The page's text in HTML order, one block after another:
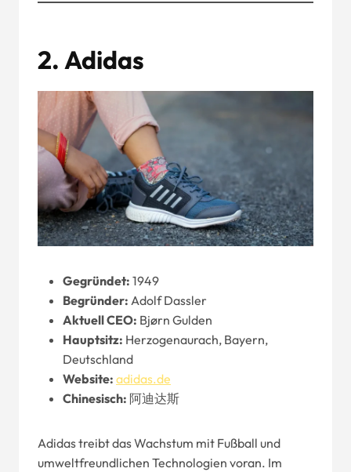
2. Adidas
Gegründet: 1949
Begründer: Adolf Dassler
AktuellCEO: Bjørn Gulden
Hauptsitz: Herzogenaurach, Bayern,
Deutschland
Website: adidas.de
Chinesisch: 阿迪达斯
Adidas treibt das Wachstum mit Fußball und
umweltfreundlichen Technologien voran. Im